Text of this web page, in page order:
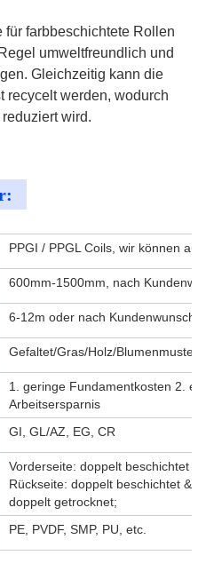
farbbeschichtete Rollen
umweltfreundlich und
Gleichzeitig kann die
recycelt werden, wodurch
wird.
PPGI / PPGL Coils, wir können
600mm-1500mm, nach
6-12m oder nach Kundenwunsch
Gefaltet/Gras/Holz/
1. geringe Fundamentkosten 2.
Arbeitsersparnis
GI, GL/AZ, EG, CR
Vorderseite: doppelt beschichtet
Rückseite: doppelt beschichtet &
doppelt getrocknet;
PE, PVDF, SMP, PU, etc.